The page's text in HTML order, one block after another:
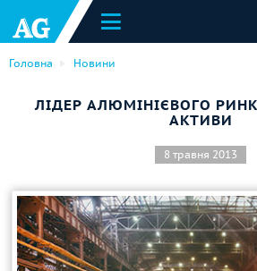
Головна Новини
ЛІДЕР АЛЮМІНІЄВОГО
АКТИВИ
8 травня 2013